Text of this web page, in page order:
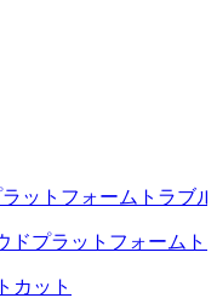
ットフォーム トラブ
ドプラットフォーム ト
カット